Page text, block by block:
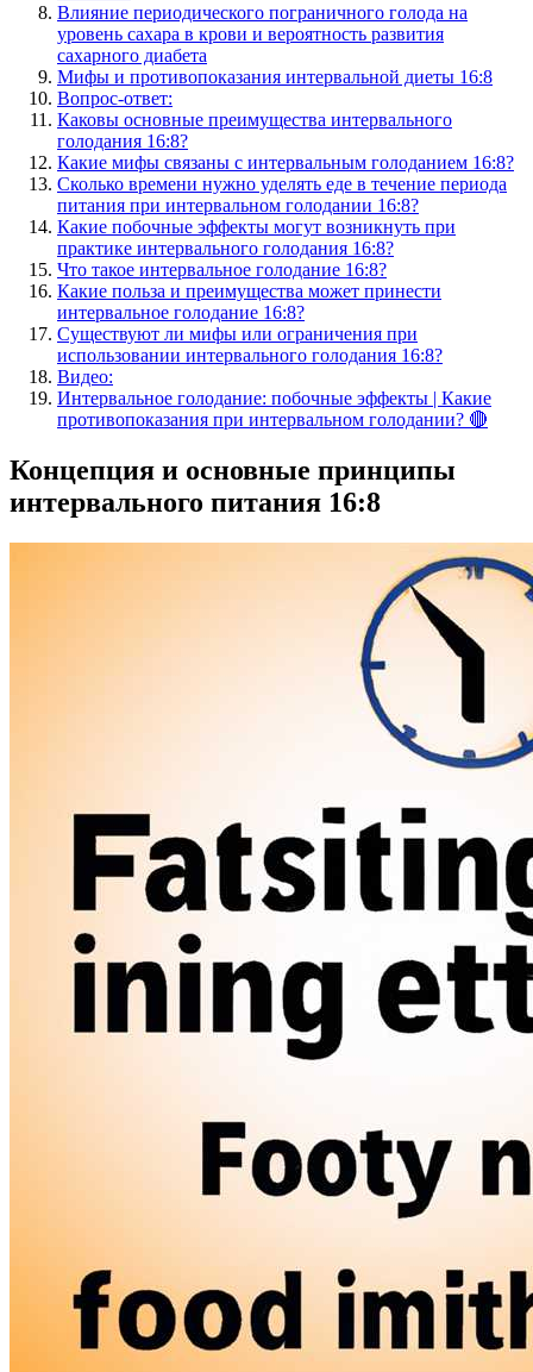
Влияние периодического пограничного голода на
уровень сахара в крови и вероятность развития
сахарного диабета
Мифы и противопоказания интервальной диеты 16:8
Вопрос-ответ:
Каковы основные преимущества интервального
голодания 16:8?
Какие мифы связаны с интервальным голоданием 16:8?
Сколько времени нужно уделять еде в течение периода
питания при интервальном голодании 16:8?
Какие побочные эффекты могут возникнуть при
практике интервального голодания 16:8?
Что такое интервальное голодание 16:8?
Какие польза и преимущества может принести
интервальное голодание 16:8?
Существуют ли мифы или ограничения при
использовании интервального голодания 16:8?
Видео:
Интервальное голодание: побочные эффекты | Какие
противопоказания при интервальном голодании? 🔴
Концепция и основные принципы
интервального питания 16:8